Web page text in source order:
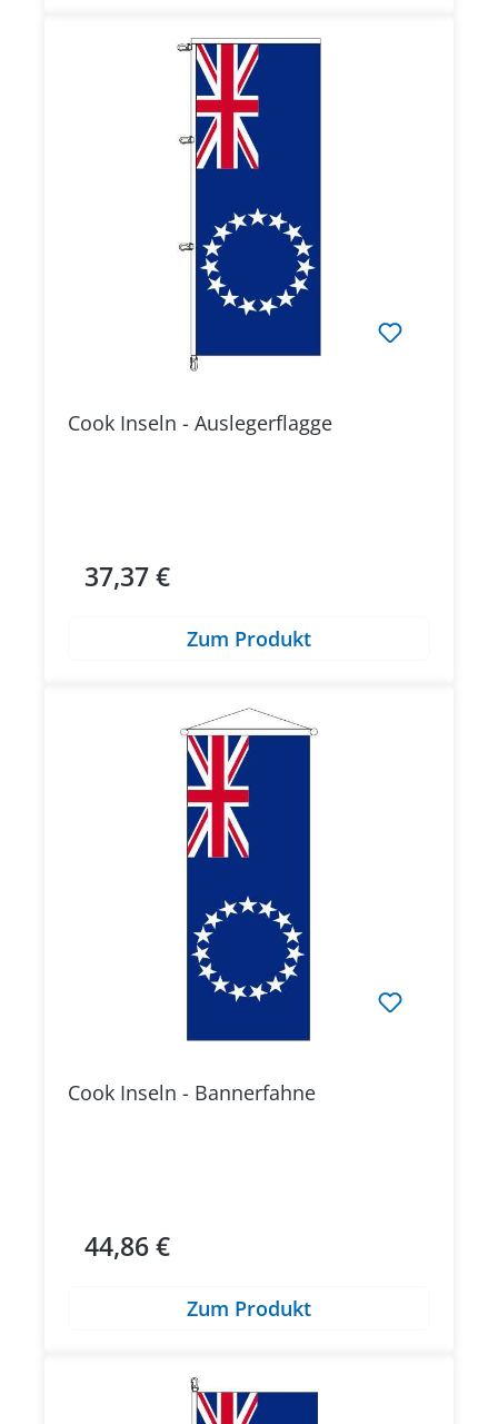
Cook Inseln - Auslegerflagge
Regulärer Preis:
37,37 €
Zum Produkt
Cook Inseln - Bannerfahne
Regulärer Preis:
44,86 €
Zum Produkt